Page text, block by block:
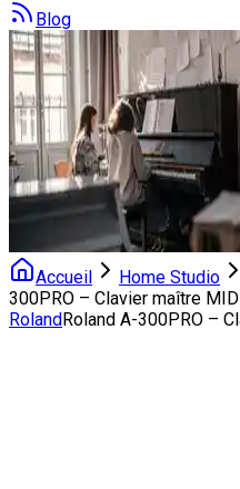
Blog
Accueil Home Studio
300PRO – Clavier maître
RolandRoland A-300PRO –